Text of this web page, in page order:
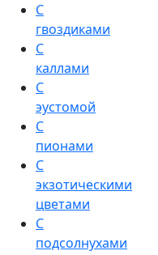
С
гвоздиками
С
каллами
С
эустомой
С
пионами
С
экзотическими
цветами
С
подсолнухами